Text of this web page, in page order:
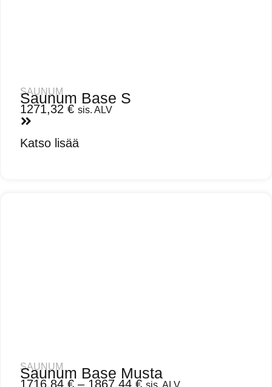
SAUNUM
Saunum Base S
1271,32 € sis. ALV
Katso lisää
SAUNUM
Saunum Base Musta
1716,84 € – 1867,44 €